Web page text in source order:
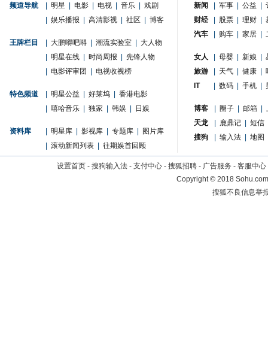
频道导航 明星 电影 电视 音乐
戏剧
娱乐播报 高清影视 社区 博客
王牌栏目 大鹏嘚吧嘚 潮流实验室
大人物
明星在线 时尚周报
先锋人物
电影评审团 电视收视榜
特色频道 明星公益 好莱坞
香港电影
嘻哈音乐 独家 韩娱 日娱
资料库 明星库 影视库 专题库
图片库
滚动新闻列表 往期娱首回顾
新闻 军事 公益
财经
股票 理财
汽车
购车 家居
女人 母婴 新娘
旅游
天气 健康
IT
数码 手机
博客 圈子 邮箱
天龙
鹿鼎记
短信
搜狗
输入法 地图
设置首页 - 搜狗输入法 - 支付中心 - 搜狐招聘 - 广告服务 - 客服中心
Copyright©2018
搜狐不良信息举